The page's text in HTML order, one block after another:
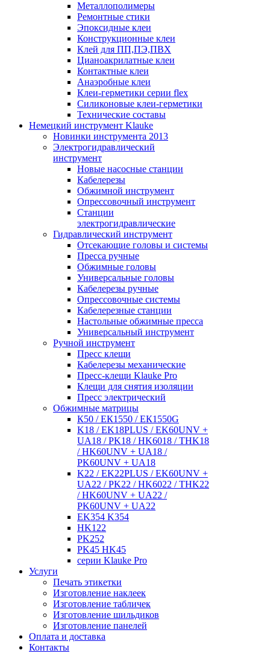
Металлополимеры
Ремонтные стики
Эпоксидные клеи
Конструкционные клеи
Клей для ПП,ПЭ,ПВХ
Цианоакрилатные клеи
Контактные клеи
Анаэробные клеи
Клеи-герметики серии flex
Силиконовые клеи-герметики
Технические составы
Немецкий инструмент Klauke
Новинки инструмента 2013
Электрогидравлический
инструмент
Новые насосные станции
Кабелерезы
Обжимной инструмент
Опрессовочный инструмент
Станции
электрогидравлические
Гидравлический инструмент
Отсекающие головы и системы
Пресса ручные
Обжимные головы
Универсальные головы
Кабелерезы ручные
Опрессовочные системы
Кабелерезные станции
Настольные обжимные пресса
Универсальный инструмент
Ручной инструмент
Пресс клещи
Кабелерезы механические
Пресс-клещи Klauke Pro
Клещи для снятия изоляции
Пресс электрический
Обжимные матрицы
К50 / ЕК1550 / ЕК1550G
K18 / EK18PLUS / EK60UNV +
UA18 / PK18 / HK6018 / THK18
/ HK60UNV + UA18 /
PK60UNV + UA18
K22 / EK22PLUS / EK60UNV +
UA22 / PK22 / HK6022 / THK22
/ HK60UNV + UA22 /
PK60UNV + UA22
EK354 K354
HK122
PK252
PK45 HK45
серии Klauke Pro
Услуги
Печать этикетки
Изготовление наклеек
Изготовление табличек
Изготовление шильдиков
Изготовление панелей
Оплата и доставка
Контакты